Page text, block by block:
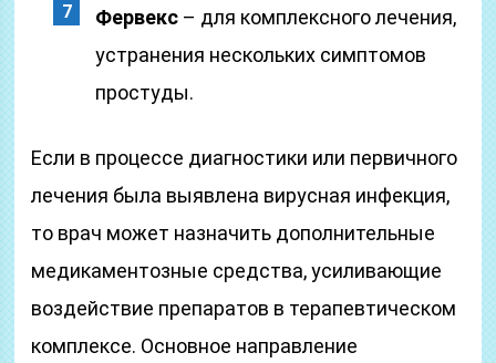
Фервекс – для комплексного лечения,
устранения нескольких симптомов
простуды.
Если в процессе диагностики или первичного
лечения была выявлена вирусная инфекция,
то врач может назначить дополнительные
медикаментозные средства, усиливающие
воздействие препаратов в терапевтическом
комплексе. Основное направление